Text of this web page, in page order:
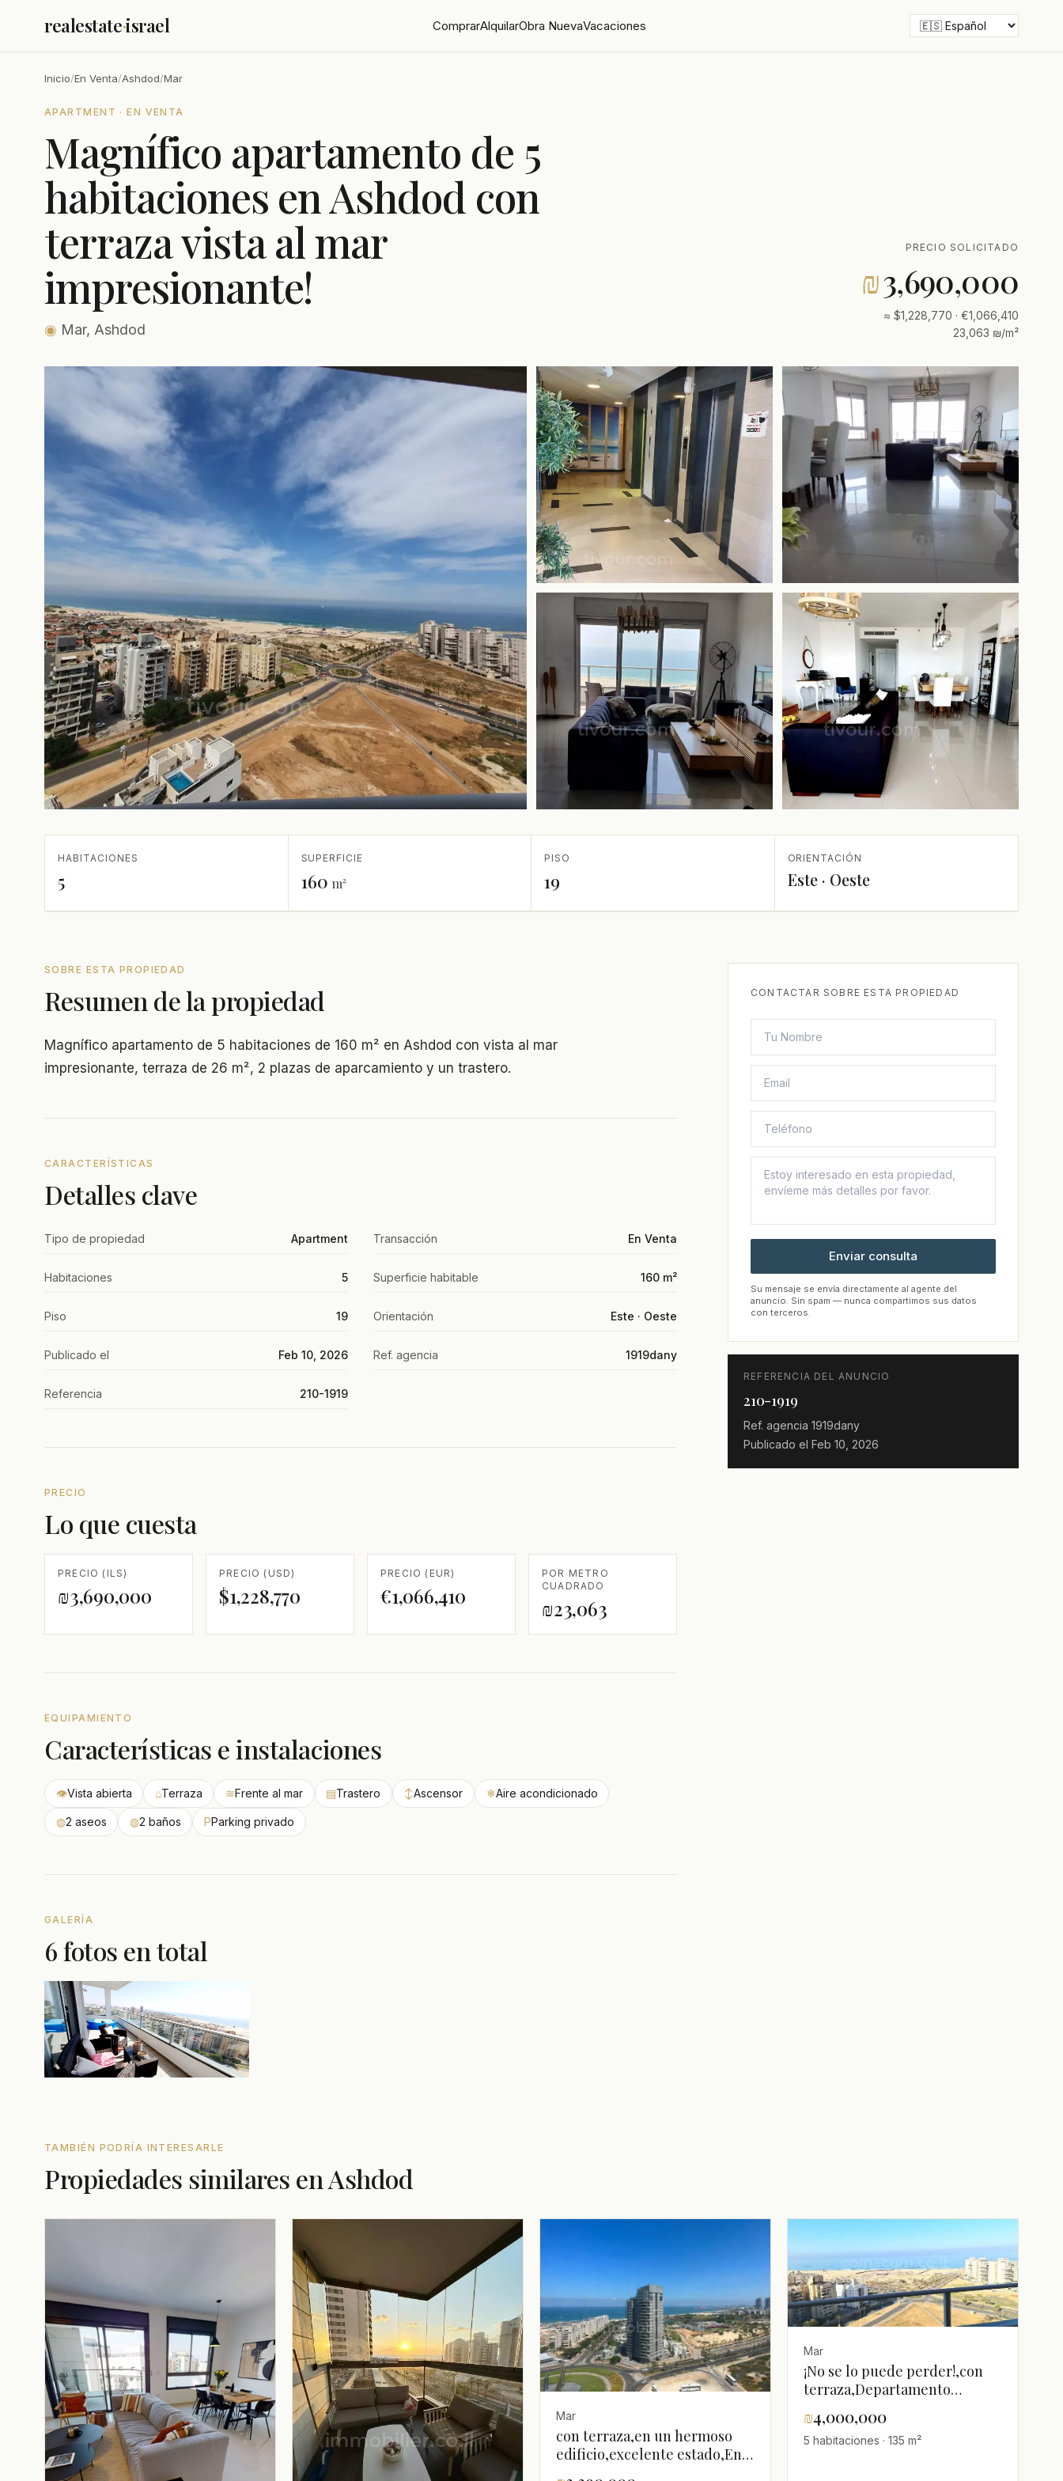
realestate·israel ComprarAlquilarObra NuevaVacaciones
Inicio/En Venta/Ashdod/Mar
APARTMENT · EN VENTA
Magnífico apartamento de 5
habitaciones en Ashdod con
terraza vista al mar
impresionante!
◉ Mar, Ashdod
PRECIO SOLICITADO
₪3,690,000
≈ $1,228,770 · €1,066,410
23,063 ₪/m²
HABITACIONES
5
SUPERFICIE
160 m²
PISO
19
ORIENTACIÓN
Este · Oeste
SOBRE ESTA PROPIEDAD
Resumen de la propiedad
Magnífico apartamento de 5 habitaciones de 160 m² en Ashdod con vista al mar
impresionante, terraza de 26 m², 2 plazas de aparcamiento y un trastero.
CARACTERÍSTICAS
Detalles clave
Tipo de propiedad Apartment Transacción En Venta
Habitaciones 5 Superficie habitable 160 m²
Piso 19 Orientación Este · Oeste
Publicado el Feb 10, 2026 Ref. agencia 1919dany
Referencia 210-1919
PRECIO
Lo que cuesta
PRECIO (ILS)
₪3,690,000
PRECIO (USD)
$1,228,770
PRECIO (EUR)
€1,066,410
POR METRO
CUADRADO
₪23,063
EQUIPAMIENTO
Características e instalaciones
👁Vista abierta ⌂Terraza ≋Frente al mar ▤Trastero ↕Ascensor ❄Aire acondicionado
◍2 aseos ◍2 baños PParking privado
GALERÍA
6 fotos en total
CONTACTAR SOBRE ESTA PROPIEDAD
Enviar consulta
Su mensaje se envía directamente al agente del
anuncio. Sin spam — nunca compartimos sus datos
con terceros.
REFERENCIA DEL ANUNCIO
210-1919
Ref. agencia 1919dany
Publicado el Feb 10, 2026
TAMBIÉN PODRÍA INTERESARLE
Propiedades similares en Ashdod
Mar
con terraza,en un hermoso
edificio,excelente estado,En
Mar
¡No se lo puede perder!,con
terraza,Departamento
ubicación,Totalmente
amueblado,Piso alto con
₪4,000,000
5 habitaciones · 135 m²